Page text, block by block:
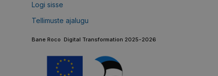
Logi sisse
Tellimuste ajalugu
Bane Roco Digital Transformation 2025-2026